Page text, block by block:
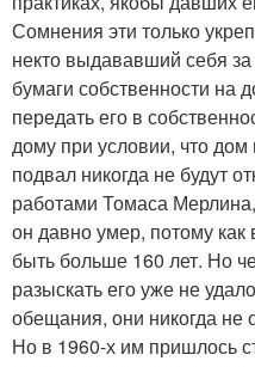
Сомнения эти только
некто выдававший себя
бумаги собственности на
передать его в
дому при условии, что дом
подвал никогда не будут
работами Томаса
он давно умер, потому
быть больше 160 лет. Но
разыскать его уже не
обещания, они никогда не
Но в 1960-х им пришлось